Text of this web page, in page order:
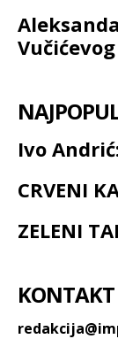
Ivo
CRVENI
ZELENI
KONTAKT